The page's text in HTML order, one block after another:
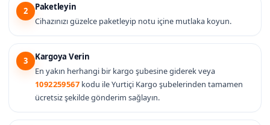
2
Paketleyin
Cihazınızı güzelce paketleyip notu içine mutlaka koyun.
3
Kargoya Verin
En yakın herhangi bir kargo şubesine giderek veya
1092259567 kodu ile Yurtiçi Kargo şubelerinden tamamen
ücretsiz şekilde gönderim sağlayın.